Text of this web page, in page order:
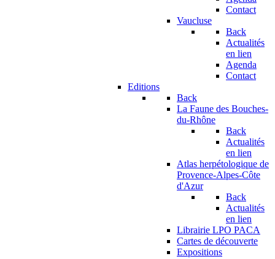
Contact
Vaucluse
Back
Actualités
en lien
Agenda
Contact
Editions
Back
La Faune des Bouches-
du-Rhône
Back
Actualités
en lien
Atlas herpétologique de
Provence-Alpes-Côte
d'Azur
Back
Actualités
en lien
Librairie LPO PACA
Cartes de découverte
Expositions